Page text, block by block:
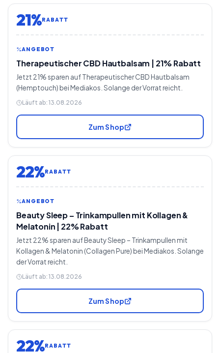
21%RABATT
ANGEBOT
Therapeutischer CBD Hautbalsam | 21% Rabatt
Jetzt 21% sparen auf Therapeutischer CBD Hautbalsam
(Hemptouch) bei Mediakos. Solange der Vorrat reicht.
Läuft ab: 13.08.2026
Zum Shop
22%RABATT
ANGEBOT
Beauty Sleep – Trinkampullen mit Kollagen &
Melatonin | 22% Rabatt
Jetzt 22% sparen auf Beauty Sleep – Trinkampullen mit
Kollagen & Melatonin (Collagen Pure) bei Mediakos. Solange
der Vorrat reicht.
Läuft ab: 13.08.2026
Zum Shop
22%RABATT